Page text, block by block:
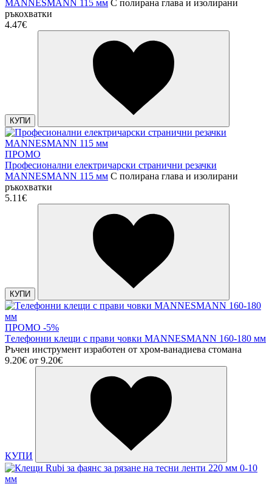
MANNESMANN 115 мм С полирана глава и изолирани
ръкохватки
4.47€
КУПИ
ПРОМО
Професионални електричарски странични резачки
MANNESMANN 115 мм С полирана глава и изолирани
ръкохватки
5.11€
КУПИ
ПРОМО -5%
Tелефонни клещи с прави човки MANNESMANN 160-180 мм
Ръчен инструмент изработен от хром-ванадиева стомана
9.20€ от 9.20€
КУПИ